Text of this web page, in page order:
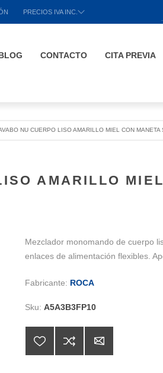
PRECIOS IVA INC.
CONTACTO
CITA PREVIA
NU CUERPO LISO AMARILLO MIEL CON MANETA
AMARILLO
Mezclador monomando de cuerpo
enlaces de alimentación flexibles.
Fabricante: ROCA
Sku: A5A3B3FP10